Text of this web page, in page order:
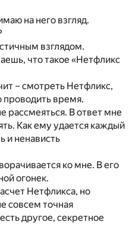
на него взгляд.
взглядом.
что такое «Нетфликс
– смотреть Нетфликс,
проводить время.
рассмеяться. В ответ мне
Как ему удается каждый
и ненависть
ко мне. В его
огонек.
Нетфликса, но
совсем точная
другое, секретное